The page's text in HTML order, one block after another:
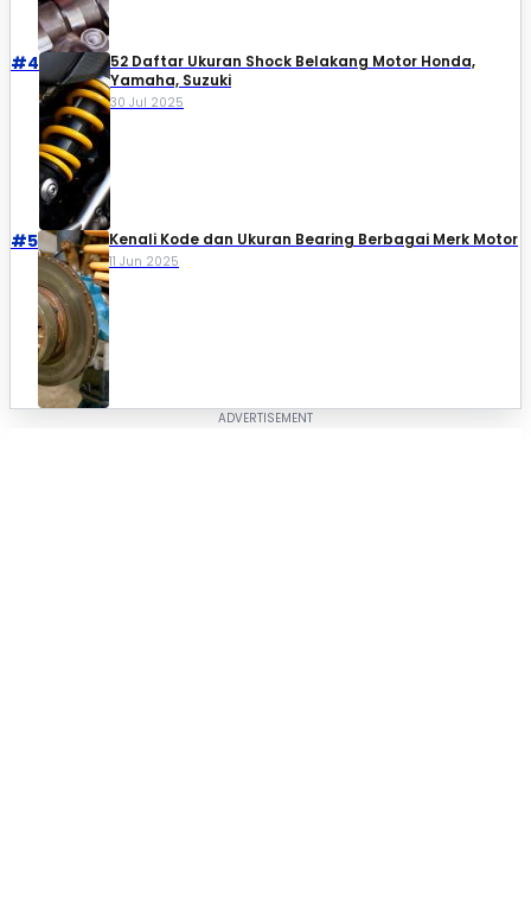
#4
52 Daftar Ukuran Shock Belakang Motor Honda,
Yamaha, Suzuki​
30 Jul 2025
#5 Kenali Kode dan Ukuran Bearing Berbagai Merk Motor
11 Jun 2025